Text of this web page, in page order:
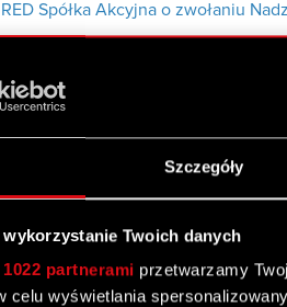
Szczegóły
Twoich danych
partnerami przetwarzamy
celu wyświetlania
Spółka Akcyjna o zwołaniu
Walnego Zgromadzenia
r.
przedłożone do rozpatrzenia
wykonywania prawa głosu przez